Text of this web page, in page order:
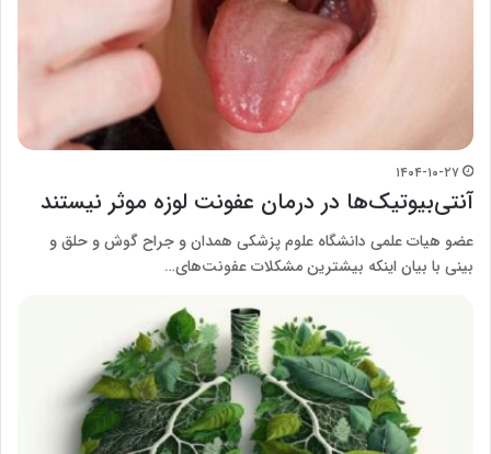
۱۴۰۴-۱۰-۲۷
آنتی‌بیوتیک‌ها در درمان عفونت لوزه موثر نیستند
عضو هیات علمی دانشگاه علوم پزشکی همدان و جراح گوش و حلق و
بینی با بیان اینکه بیشترین مشکلات عفونت‌های…